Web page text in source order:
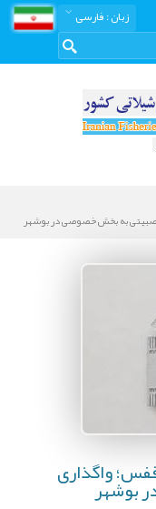
زبان: فارسی
صبیتی به بخش خصوصی در بوشهر
واگذاریبوشهر